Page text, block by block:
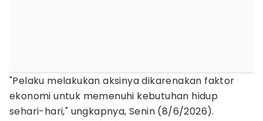
"Pelaku melakukan aksinya dikarenakan faktor
ekonomi untuk memenuhi kebutuhan hidup
sehari-hari," ungkapnya, Senin (8/6/2026).